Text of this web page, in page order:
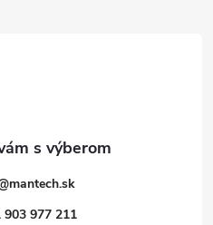
mantech.sk
903 977 211